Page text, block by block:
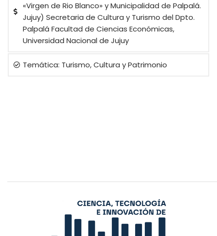
«Virgen de Rio Blanco» y Municipalidad de Palpalá.
Jujuy) Secretaria de Cultura y Turismo del Dpto.
Palpalá Facultad de Ciencias Económicas,
Universidad Nacional de Jujuy
Temática: Turismo, Cultura y Patrimonio